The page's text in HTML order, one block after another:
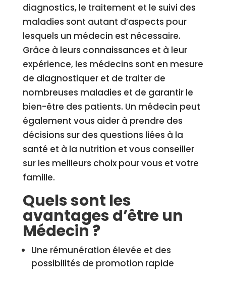
diagnostics, le traitement et le suivi des
maladies sont autant d’aspects pour
lesquels un médecin est nécessaire.
Grâce à leurs connaissances et à leur
expérience, les médecins sont en mesure
de diagnostiquer et de traiter de
nombreuses maladies et de garantir le
bien-être des patients. Un médecin peut
également vous aider à prendre des
décisions sur des questions liées à la
santé et à la nutrition et vous conseiller
sur les meilleurs choix pour vous et votre
famille.
Quels sont les
avantages d’être un
Médecin ?
Une rémunération élevée et des
possibilités de promotion rapide